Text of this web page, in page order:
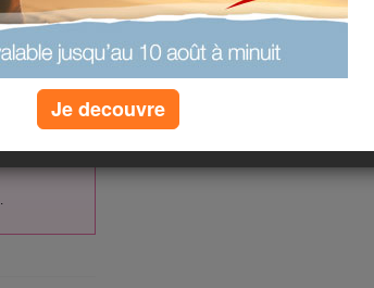
.
Je decouvre